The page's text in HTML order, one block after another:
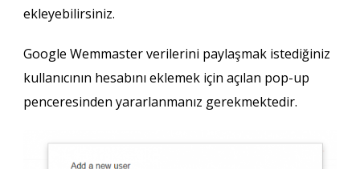
ekleyebilirsiniz.
Google Wemmaster verilerini paylaşmak istediğiniz
kullanıcının hesabını eklemek için açılan pop-up
penceresinden yararlanmanız gerekmektedir.